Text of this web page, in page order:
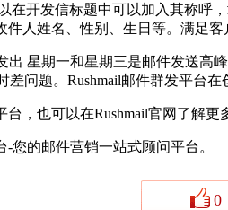
发信标题中可以加入其称呼
人姓名、性别、生日等。满足客
星期一和星期三是邮件发送高
问题。Rushmail邮件群发平台
也可以在Rushmail官网了解更
的邮件营销一站式顾问平台。
0